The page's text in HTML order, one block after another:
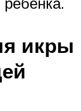
икры